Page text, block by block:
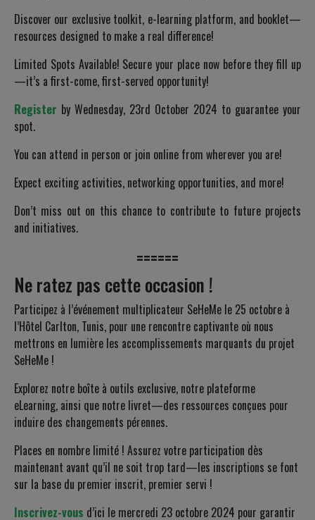
Discover our exclusive toolkit, e-learning platform, and booklet—
resources designed to make a real difference!
Limited Spots Available! Secure your place now before they fill up
—it’s a first-come, first-served opportunity!
Register by Wednesday, 23rd October 2024 to guarantee your
spot.
You can attend in person or join online from wherever you are!
Expect exciting activities, networking opportunities, and more!
Don’t miss out on this chance to contribute to future projects
and initiatives.
======
Ne ratez pas cette occasion !
Participez à l’événement multiplicateur SeHeMe le 25 octobre à
l’Hôtel Carlton, Tunis, pour une rencontre captivante où nous
mettrons en lumière les accomplissements marquants du projet
SeHeMe !
Explorez notre boîte à outils exclusive, notre plateforme
eLearning, ainsi que notre livret—des ressources conçues pour
induire des changements pérennes.
Places en nombre limité ! Assurez votre participation dès
maintenant avant qu’il ne soit trop tard—les inscriptions se font
sur la base du premier inscrit, premier servi !
Inscrivez-vous d’ici le mercredi 23 octobre 2024 pour garantir